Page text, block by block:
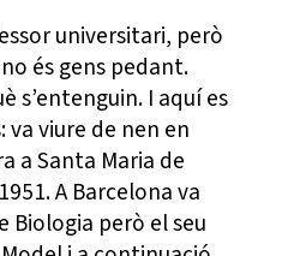
universitari, però
és gens pedant.
s’entenguin. I aquí es
va viure de nen en
a Santa Maria de
A Barcelona va
Biologia però el seu